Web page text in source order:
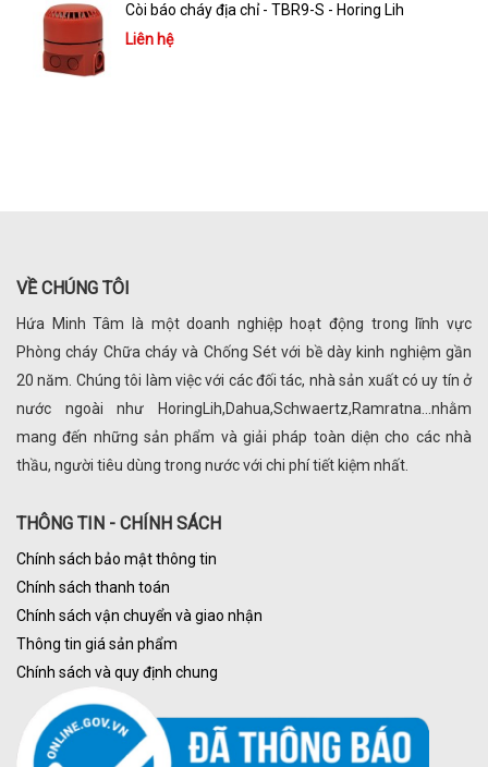
Còi báo cháy địa chỉ - TBR9-S - Horing Lih
Liên hệ
VỀ CHÚNG TÔI
Hứa Minh Tâm là một doanh nghiệp hoạt động trong lĩnh vực
Phòng cháy Chữa cháy và Chống Sét với bề dày kinh nghiệm gần
20 năm. Chúng tôi làm việc với các đối tác, nhà sản xuất có uy tín ở
nước ngoài như HoringLih,Dahua,Schwaertz,Ramratna...nhằm
mang đến những sản phẩm và giải pháp toàn diện cho các nhà
thầu, người tiêu dùng trong nước với chi phí tiết kiệm nhất.
THÔNG TIN - CHÍNH SÁCH
Chính sách bảo mật thông tin
Chính sách thanh toán
Chính sách vận chuyển và giao nhận
Thông tin giá sản phẩm
Chính sách và quy định chung